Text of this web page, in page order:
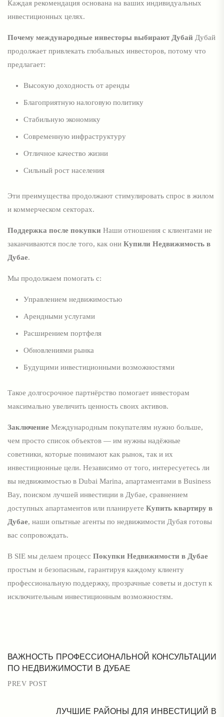
Каждая рекомендация основана на ваших индивидуальных
инвестиционных целях.
Почему международные инвесторы выбирают Дубай Дубай
продолжает привлекать глобальных инвесторов, потому что
предлагает:
Высокую доходность от аренды
Благоприятную налоговую политику
Стабильную экономику
Современную инфраструктуру
Отличное качество жизни
Сильный рост населения
Эти преимущества продолжают стимулировать спрос в жилом
и коммерческом секторах.
Поддержка после покупки Наши отношения с клиентами не
заканчиваются после того, как они Купили Недвижимость в
Дубае.
Мы продолжаем помогать с:
Управлением недвижимостью
Арендными услугами
Расширением портфеля
Обновлениями рынка
Будущими инвестиционными возможностями
Такое долгосрочное партнёрство помогает инвесторам
максимально увеличить ценность своих активов.
Заключение Международным покупателям нужно больше,
чем просто список объектов — им нужны надёжные
советники, которые понимают как рынок, так и их
инвестиционные цели. Независимо от того, интересуетесь ли
вы недвижимостью в Dubai Marina, апартаментами в Business
Bay, поиском лучшей инвестиции в Дубае, сравнением
доступных апартаментов или планируете Купить квартиру в
Дубае, наши опытные агенты по недвижимости Дубая готовы
вас сопровождать.
В SIE мы делаем процесс Покупки Недвижимости в Дубае
простым и безопасным, гарантируя каждому клиенту
профессиональную поддержку, прозрачные советы и доступ к
исключительным инвестиционным возможностям.
ВАЖНОСТЬ ПРОФЕССИОНАЛЬНОЙ КОНСУЛЬТАЦИИ
ПО НЕДВИЖИМОСТИ В ДУБАЕ
PREV POST
ЛУЧШИЕ РАЙОНЫ ДЛЯ ИНВЕСТИЦИЙ В